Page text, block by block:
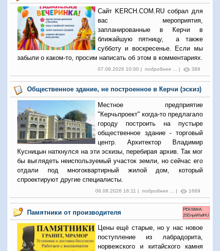
Сайт KERCH.COM.RU собрал для
вас мероприятия,
запланированные в Керчи в
ближайшую пятницу, а также
субботу и воскресенье. Если мы
забыли о каком-то, просим написать об этом в комментариях.
07.08.2026 10:00 | подробнее ... | 389
Общественное здание, не построенное в Керчи (эскиз)
Местное предприятие
"Керчьпроект" когда-то предлагало
городу построить на пустыре
общественное здание - торговый
центр. Архитектор Владимир
Кусницын наткнулся на эти эскизы, перебирая архив. Так мог
бы выглядеть неиспользуемый участок земли, но сейчас его
отдали под многоквартирный жилой дом, который
спроектируют другие специалисты.
06.08.2026 16:11 | подробнее ... | 1669
Памятники от производителя
РЕКЛАМА:
2SDnjeWbdHU
Цены ещё старые, но у нас новое
поступление из лабрадорита,
норвежского и китайского камня